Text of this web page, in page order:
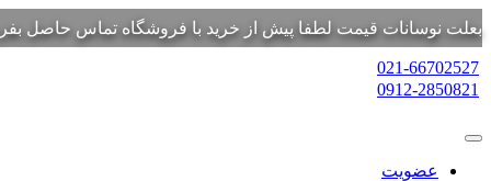
بعلت نوسانات قیمت لطفا پیش از خرید با فروشگاه تماس حاصل
021-66702527
0912-2850821
عضویت